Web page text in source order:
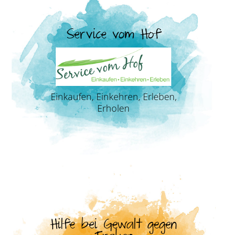
Service vom Hof
Einkaufen, Einkehren, Erleben,
Erholen
Hilfe bei Gewalt gegen